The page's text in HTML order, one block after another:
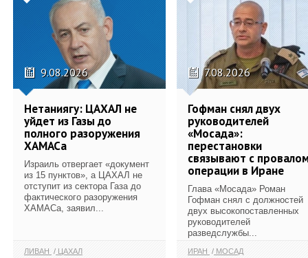
9.08.2026
Нетаниягу: ЦАХАЛ не
уйдет из Газы до
полного разоружения
ХАМАСа
Израиль отвергает «документ
из 15 пунктов», а ЦАХАЛ не
отступит из сектора Газа до
фактического разоружения
ХАМАСа, заявил...
ЛИВАН ЦАХАЛ
7.08.2026
Гофман снял двух
руководителей
«Мосада»:
перестановки
связывают с
операции в Иране
Глава «Мосада» Роман
Гофман снял с должностей
двух высокопоставленных
руководителей
разведслужбы...
ИРАН МОСАД